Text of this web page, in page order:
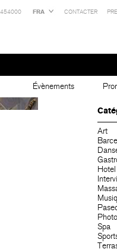
FRA CONTACTER
Évènements
Art
Spa